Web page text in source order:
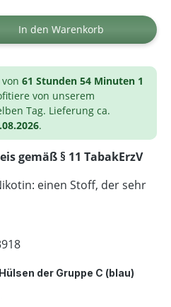
den gewünschten
In den Warenkorb
61 Stunden 54 Minuten 1
von unserem
Tag. Lieferung ca.
.
gemäß § 11 TabakErzV
einen Stoff, der sehr
der Gruppe C (blau)